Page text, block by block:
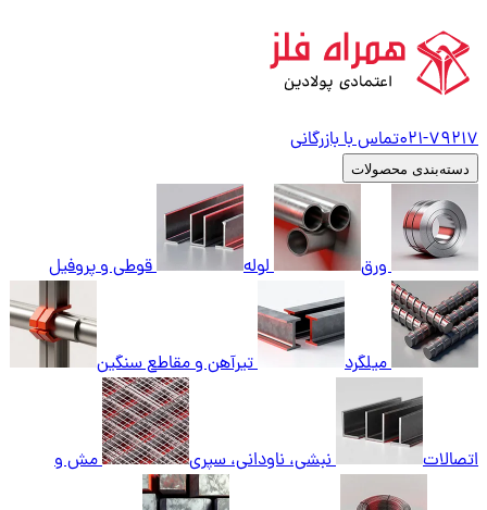
021-79217 تماس با بازرگانی
دسته‌بندی محصولات
ورق لوله قوطی و پروفیل
میلگرد تیرآهن و مقاطع سنگین
اتصالات نبشی، ناودانی، سپری مش و